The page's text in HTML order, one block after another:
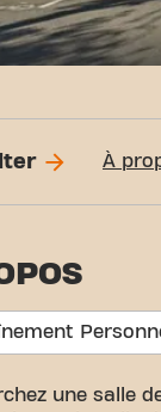
À
une salle